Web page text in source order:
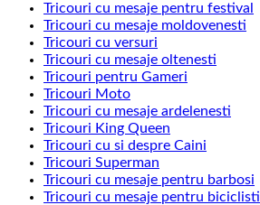
Tricouri cu mesaje pentru festival
Tricouri cu mesaje moldovenesti
Tricouri cu versuri
Tricouri cu mesaje oltenesti
Tricouri pentru Gameri
Tricouri Moto
Tricouri cu mesaje ardelenesti
Tricouri King Queen
Tricouri cu si despre Caini
Tricouri Superman
Tricouri cu mesaje pentru barbosi
Tricouri cu mesaje pentru biciclisti